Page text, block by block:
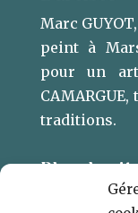
Marc
peint à
pour un
traditions.
Plan du
L’ARTISTE